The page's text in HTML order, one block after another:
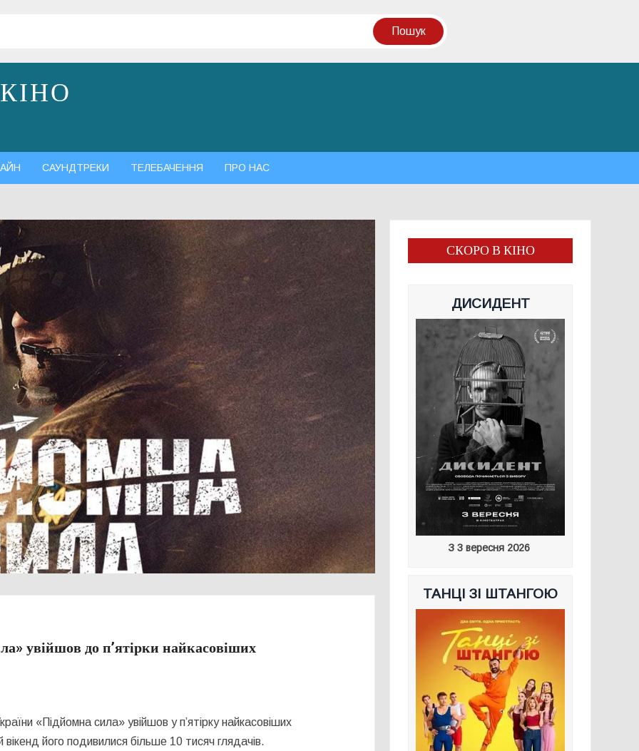
САУНДТРЕКИ ТЕЛЕБАЧЕННЯ ПРО НАС
увійшов до п’ятірки найкасовіших
«Підйомна сила» увійшов у п’ятірку найкасовіших
його подивилися більше 10 тисяч глядачів.
СКОРО В КІНО
ДИСИДЕНТ
З 3 вересня 2026
ТАНЦІ ЗІ ШТАНГОЮ